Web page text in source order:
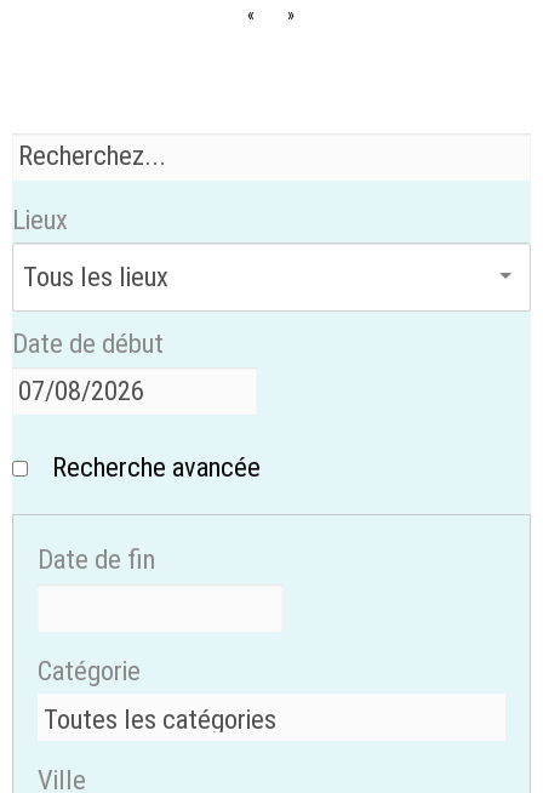
« »
Lieux
Date de début
Recherche avancée
Date de fin
Catégorie
Ville